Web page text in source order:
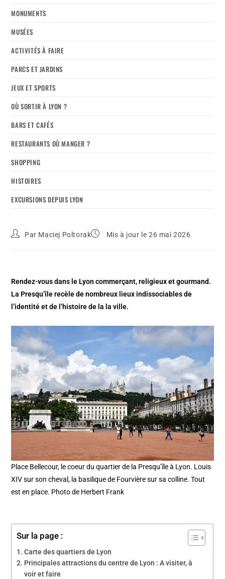
MONUMENTS
MUSÉES
ACTIVITÉS À FAIRE
PARCS ET JARDINS
JEUX ET SPORTS
OÙ SORTIR À LYON ?
BARS ET CAFÉS
RESTAURANTS OÙ MANGER ?
SHOPPING
HISTOIRES
EXCURSIONS DEPUIS LYON
Par Maciej Poltorak Mis à jour le 26 mai 2026
Rendez-vous dans le Lyon commerçant, religieux et gourmand.
La Presqu’île recèle de nombreux lieux indissociables de
l’identité et de l’histoire de la la ville.
Place Bellecour, le coeur du quartier de la Presqu’île à Lyon. Louis
XIV sur son cheval, la basilique de Fourvière sur sa colline. Tout
est en place. Photo de Herbert Frank
Sur la page :
Carte des quartiers de Lyon
Principales attractions du centre de Lyon : A visiter, à
voir et faire